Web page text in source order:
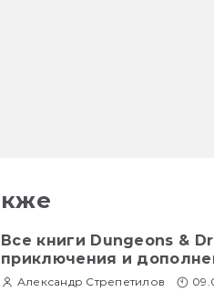
Все книги Dungeons &
приключения и
Александр Стрепетилов